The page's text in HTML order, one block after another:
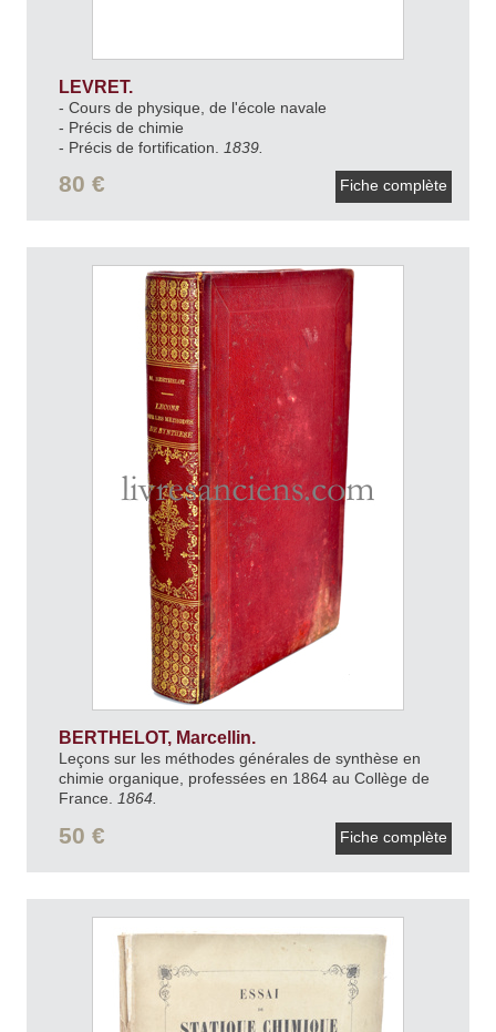
LEVRET.
- Cours de physique, de l'école navale
- Précis de chimie
- Précis de fortification.
1839.
80 € Fiche complète
BERTHELOT, Marcellin.
Leçons sur les méthodes générales de synthèse en
chimie organique, professées en 1864 au Collège de
France.
1864.
50 € Fiche complète